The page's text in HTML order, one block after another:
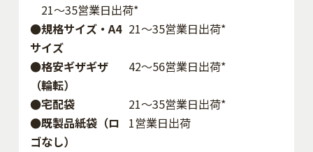
21～35営業日出荷*
●規格サイズ・A4
サイズ
21～35営業日出荷*
●格安ギザギザ
（輪転）
42〜56営業日出荷*
●宅配袋
21～35営業日出荷*
●既製品紙袋（ロ
ゴなし）
1営業日出荷